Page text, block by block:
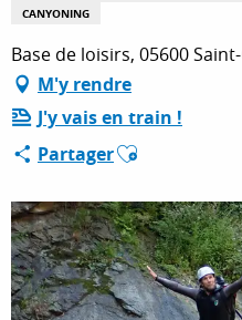
QUE FAIRE ?
SÉJOURNER
ESPACE PRO
CANYONING
Base de loisirs, 05600
M'y rendre
J'y vais en train !
PartagerAjouter aux